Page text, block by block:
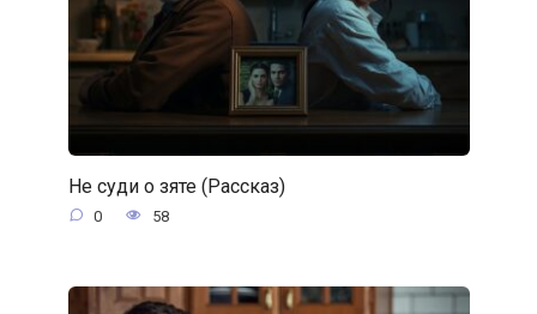
Не суди о зяте (Рассказ)
0 58